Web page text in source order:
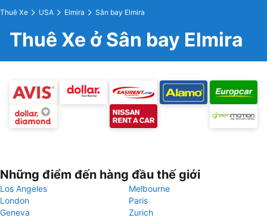
Thuê Xe USA Elmira Sân bay Elmira
Thuê Xe ở Sân bay Elmira
Những điểm đến hàng đầu thế giới
Los Angeles
Melbourne
London
Paris
Geneva
Zurich